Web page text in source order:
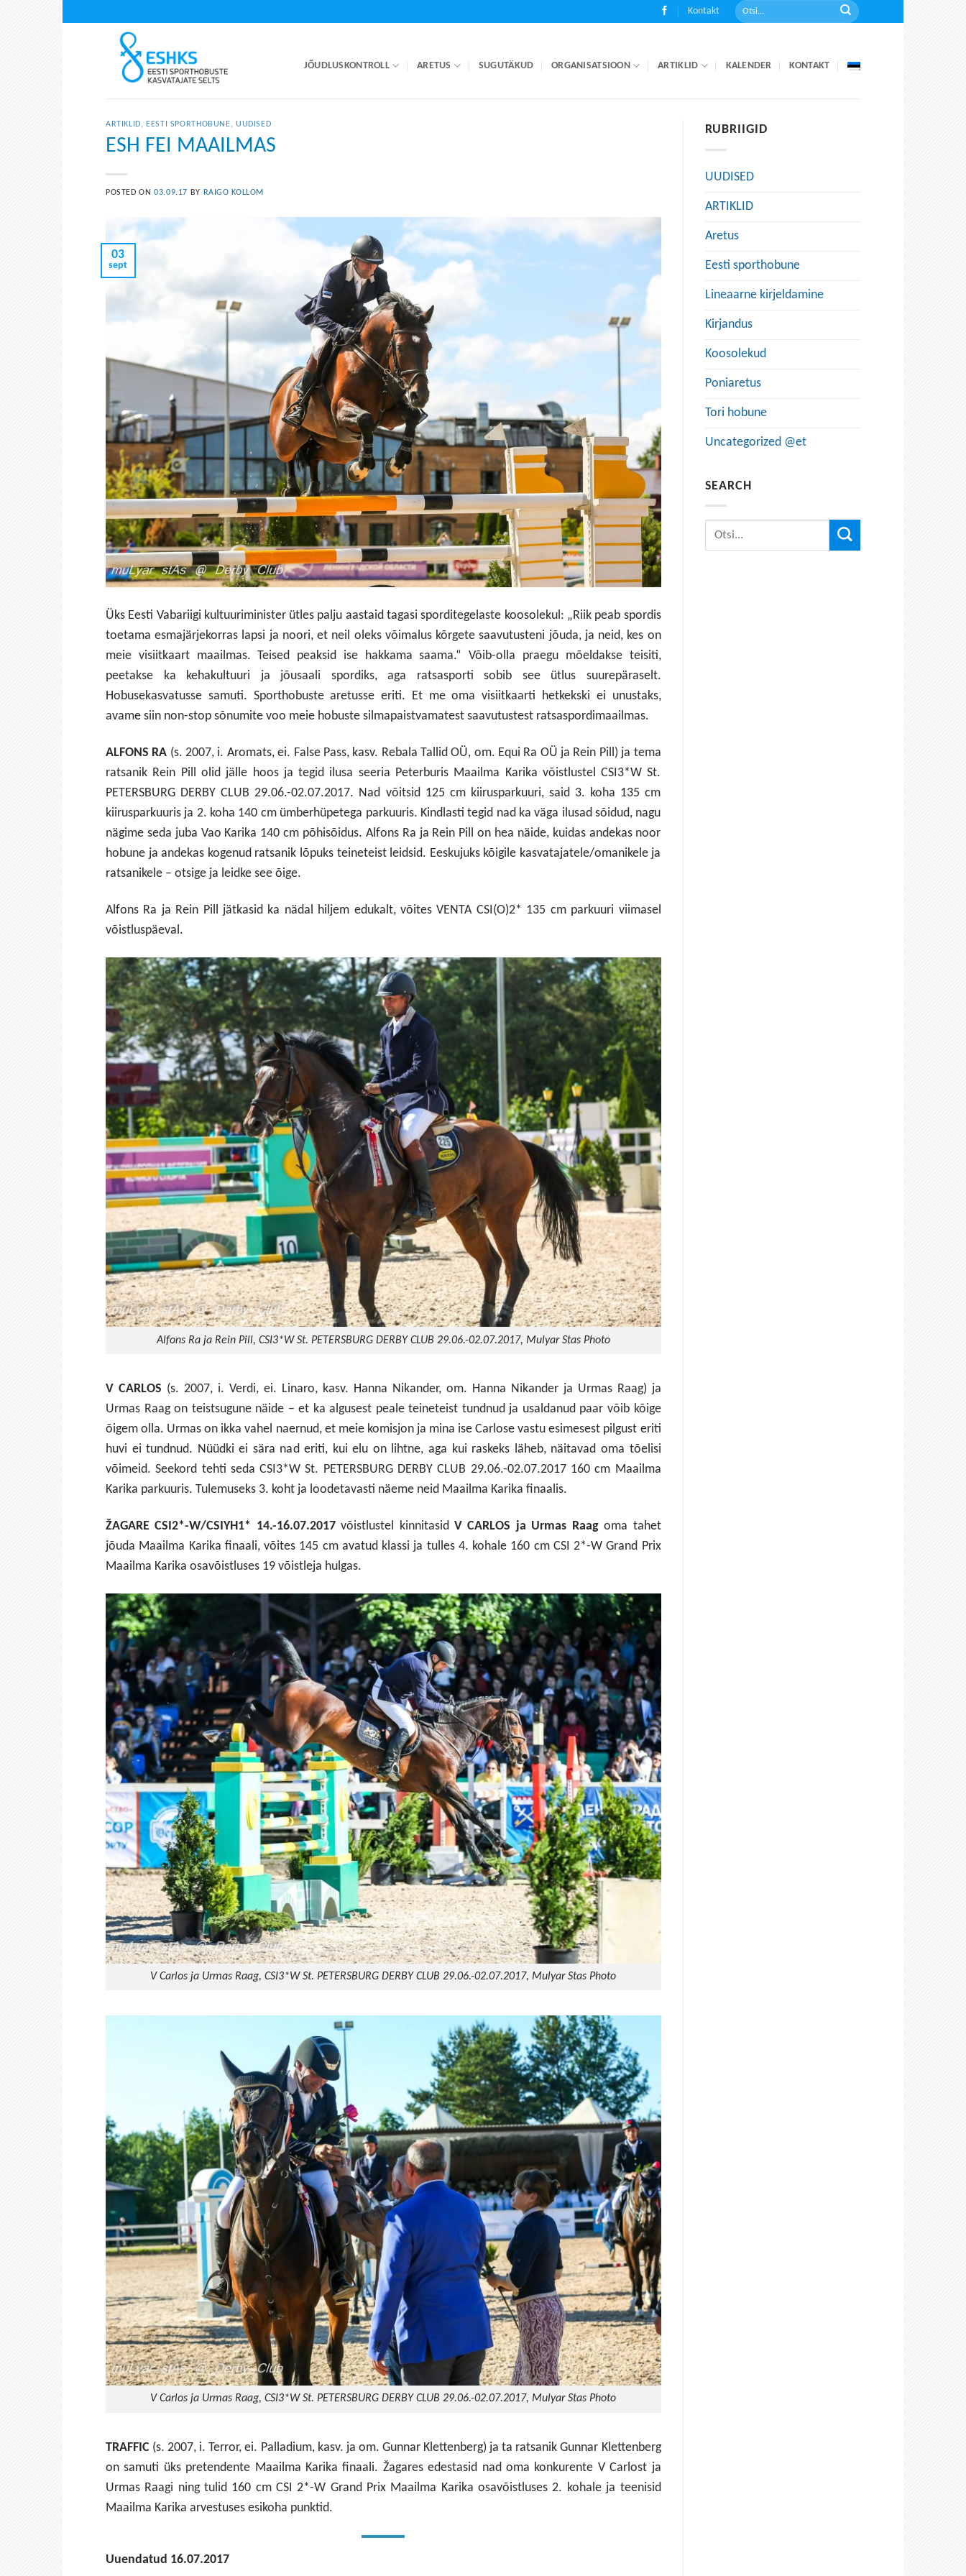
Kontakt
JÕUDLUSKONTROLL ARETUS SUGUTÄKUD ORGANISATSIOON ARTIKLID KALENDER KONTAKT
ARTIKLID, EESTI SPORTHOBUNE, UUDISED
ESH FEI MAAILMAS
POSTED ON03.09.17 BY RAIGO KOLLOM
03
sept
Üks Eesti Vabariigi kultuuriminister ütles palju aastaid tagasi sporditegelaste koosolekul: „Riik peab spordis
toetama esmajärjekorras lapsi ja noori, et neil oleks võimalus kõrgete saavutusteni jõuda, ja neid, kes on
meie visiitkaart maailmas. Teised peaksid ise hakkama saama.“ Võib-olla praegu mõeldakse teisiti,
peetakse ka kehakultuuri ja jõusaali spordiks, aga ratsasporti sobib see ütlus suurepäraselt.
Hobusekasvatusse samuti. Sporthobuste aretusse eriti. Et me oma visiitkaarti hetkekski ei unustaks,
avame siin non-stop sõnumite voo meie hobuste silmapaistvamatest saavutustest ratsaspordimaailmas.
ALFONS RA (s. 2007, i. Aromats, ei. False Pass, kasv. Rebala Tallid OÜ, om. Equi Ra OÜ ja Rein Pill) ja tema
ratsanik Rein Pill olid jälle hoos ja tegid ilusa seeria Peterburis Maailma Karika võistlustel CSI3*W St.
PETERSBURG DERBY CLUB 29.06.-02.07.2017. Nad võitsid 125 cm kiirusparkuuri, said 3. koha 135 cm
kiirusparkuuris ja 2. koha 140 cm ümberhüpetega parkuuris. Kindlasti tegid nad ka väga ilusad sõidud, nagu
nägime seda juba Vao Karika 140 cm põhisõidus. Alfons Ra ja Rein Pill on hea näide, kuidas andekas noor
hobune ja andekas kogenud ratsanik lõpuks teineteist leidsid. Eeskujuks kõigile kasvatajatele/omanikele ja
ratsanikele – otsige ja leidke see õige.
Alfons Ra ja Rein Pill jätkasid ka nädal hiljem edukalt, võites VENTA CSI(O)2* 135 cm parkuuri viimasel
võistluspäeval.
Alfons Ra ja Rein Pill, CSI3*W St. PETERSBURG DERBY CLUB 29.06.-02.07.2017, Mulyar Stas Photo
V CARLOS (s. 2007, i. Verdi, ei. Linaro, kasv. Hanna Nikander, om. Hanna Nikander ja Urmas Raag) ja
Urmas Raag on teistsugune näide – et ka algusest peale teineteist tundnud ja usaldanud paar võib kõige
õigem olla. Urmas on ikka vahel naernud, et meie komisjon ja mina ise Carlose vastu esimesest pilgust eriti
huvi ei tundnud. Nüüdki ei sära nad eriti, kui elu on lihtne, aga kui raskeks läheb, näitavad oma tõelisi
võimeid. Seekord tehti seda CSI3*W St. PETERSBURG DERBY CLUB 29.06.-02.07.2017 160 cm Maailma
Karika parkuuris. Tulemuseks 3. koht ja loodetavasti näeme neid Maailma Karika finaalis.
ŽAGARE CSI2*-W/CSIYH1* 14.-16.07.2017võistlustel kinnitasidV CARLOS ja Urmas Raagoma tahet
jõuda Maailma Karika finaali, võites 145 cm avatud klassi ja tulles 4. kohale 160 cm CSI 2*-W Grand Prix
Maailma Karika osavõistluses 19 võistleja hulgas.
V Carlos ja Urmas Raag, CSI3*W St. PETERSBURG DERBY CLUB 29.06.-02.07.2017, Mulyar Stas Photo
V Carlos ja Urmas Raag, CSI3*W St. PETERSBURG DERBY CLUB 29.06.-02.07.2017, Mulyar Stas Photo
TRAFFIC (s. 2007, i. Terror, ei. Palladium, kasv. ja om. Gunnar Klettenberg) ja ta ratsanik Gunnar Klettenberg
on samuti üks pretendente Maailma Karika finaali. Žagares edestasid nad oma konkurente V Carlost ja
Urmas Raagi ning tulid 160 cm CSI 2*-W Grand Prix Maailma Karika osavõistluses 2. kohale ja teenisid
Maailma Karika arvestuses esikoha punktid.
Uuendatud 16.07.2017
RUBRIIGID
UUDISED
ARTIKLID
Aretus
Eesti sporthobune
Lineaarne kirjeldamine
Kirjandus
Koosolekud
Poniaretus
Tori hobune
Uncategorized @et
SEARCH